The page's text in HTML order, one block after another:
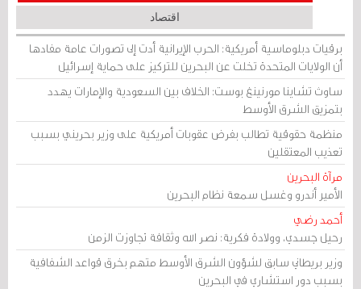
اقتصاد
برقيات دبلوماسية أمريكية: الحرب الإيرانية أدت إلى تصورات عامة مفادها
أن الولايات المتحدة تخلت عن البحرين للتركيز على حماية إسرائيل
ساوث تشاينا مورنينغ بوست: الخلاف بين السعودية والإمارات يهدد
بتمزيق الشرق الأوسط
منظمة حقوقية تطالب بفرض عقوبات أمريكية على وزير بحريني بسبب
تعذيب المعتقلين
مرآة البحرين
الأمير أندرو وغسل سمعة نظام البحرين
أحمد رضي
رحيل جسدي، وولادة فكرية: نصر الله وثقافة تجاوزت الزمن
وزير بريطاني سابق لشؤون الشرق الأوسط متهم بخرق قواعد الشفافية
بسبب دور استشاري في البحرين